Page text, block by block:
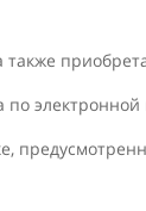
по электронной